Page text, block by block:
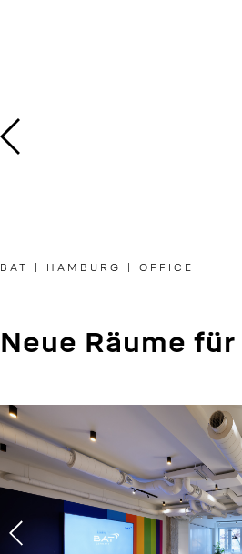
BAT | HAMBURG | OFFICE
Neue Räume